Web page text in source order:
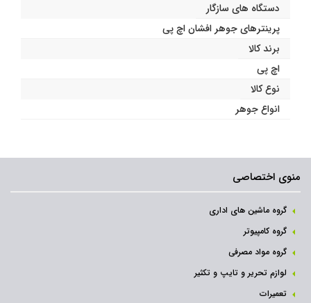
دستگاه های سازگار
پرینترهای جوهر افشان اچ پی
برند کالا
اچ پی
نوع کالا
انواع جوهر
منوی اختصاصی
گروه ماشین های اداری
گروه کامپیوتر
گروه مواد مصرفی
لوازم تحریر و تایپ و تکثیر
تعمیرات